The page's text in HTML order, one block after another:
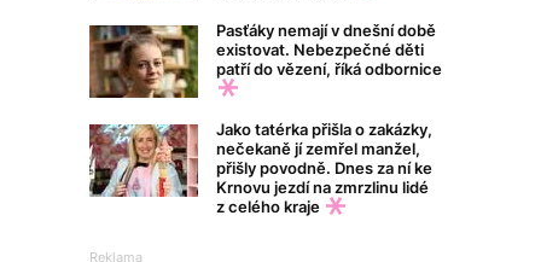
Pasťáky nemají v dnešní době
existovat. Nebezpečné děti
patří do vězení, říká odbornice
Jako tatérka přišla o zakázky,
nečekaně jí zemřel manžel,
přišly povodně. Dnes za ní ke
Krnovu jezdí na zmrzlinu lidé
z celého kraje